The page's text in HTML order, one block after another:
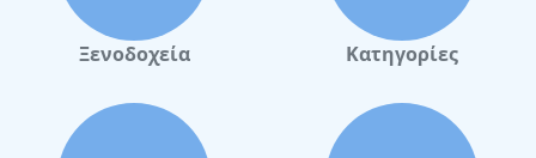
Ξενοδοχεία Κατηγορίες